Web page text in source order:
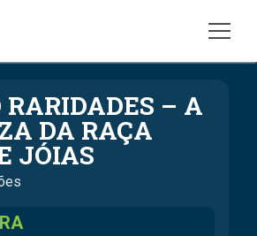
RARIDADES – A
DA RAÇA
JÓIAS